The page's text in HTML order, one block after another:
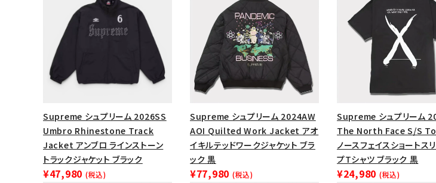
キーワードから探す
search
カテゴリーから探す
シーズンから探す 価格から探す
円 ～
Supreme シュプリーム 2026SS
Umbro Rhinestone Track
Jacket アンブロ ラインストーン
トラックジャケット ブラック
¥47,980 (税込)
Supreme シュプリーム 2024AW
AOI Quilted Work Jacket アオ
イキルテッドワークジャケット ブラ
ック 黒
¥77,980 (税込)
Supreme シュプリーム
The North Face S/S
ノースフェイスショートス
プTシャツ ブラック 黒
¥24,980 (税込)